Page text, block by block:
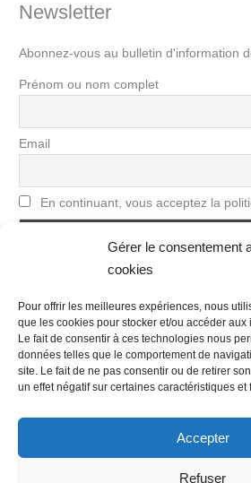
Gérer le consentement
cookies
Pour offrir les meilleures expériences, nous
que les cookies pour stocker et/ou accéder
Le fait de consentir à ces technologies nous
données telles que le comportement de
site. Le fait de ne pas consentir ou de retirer
un effet négatif sur certaines caractéristiques et
Accepter
Refuser
Newsletter
Abonnez-vous au bulletin d'information
Prénom ou nom complet
Email
En continuant, vous acceptez la
Nous contacter
Conditions
Politique de confidentialité
Mentions
Mot de passe perdu
Newsletter